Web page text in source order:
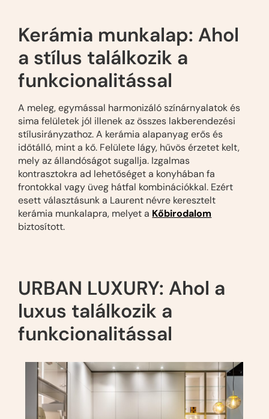
Kerámia munkalap: Ahol
a stílus találkozik a
funkcionalitással
A meleg, egymással harmonizáló színárnyalatok és
sima felületek jól illenek az összes lakberendezési
stílusirányzathoz. A kerámia alapanyag erős és
időtálló, mint a kő. Felülete lágy, hűvös érzetet kelt,
mely az állandóságot sugallja. Izgalmas
kontrasztokra ad lehetőséget a konyhában fa
frontokkal vagy üveg hátfal kombinációkkal. Ezért
esett választásunk a Laurent névre keresztelt
kerámia munkalapra, melyet a Kőbirodalom
biztosított.
URBAN LUXURY: Ahol a
luxus találkozik a
funkcionalitással